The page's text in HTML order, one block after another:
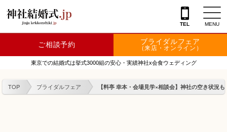
TEL MENU
神社を探す
会場を探す
衣裳
ご相談予約 ブライダルフェア
（来店・オンライン）
東京での結婚式は挙式3000組の安心・実績神社x会食ウェディング
TOP ブライダルフェア 【料亭 幸本・会場見学×相談会】神社の空き状況